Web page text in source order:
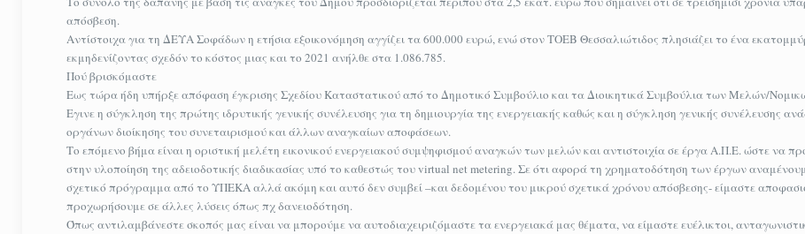
απόσβεση.
Αντίστοιχα για τη ΔΕΥΑ Σοφάδων η ετήσια εξοικονόμηση αγγίζει τα 600.000 ευρώ, ενώ στον ΤΟΕΒ Θεσσαλιώτιδος πλησιάζει το ένα
εκμηδενίζοντας σχεδόν το κόστος μιας και το 2021 ανήλθε στα 1.086.785.
Πού βρισκόμαστε
Εως τώρα ήδη υπήρξε απόφαση έγκρισης Σχεδίου Καταστατικού από το Δημοτικό Συμβούλιο και τα Διοικητικά Συμβούλια των Μελών/
Εγινε η σύγκληση της πρώτης ιδρυτικής γενικής συνέλευσης για τη δημιουργία της ενεργειακής καθώς και η σύγκληση γενικής συνέλευσης
οργάνων διοίκησης του συνεταιρισμού και άλλων αναγκαίων αποφάσεων.
Το επόμενο βήμα είναι η οριστική μελέτη εικονικού ενεργειακού συμψηφισμού αναγκών των μελών και αντιστοιχία σε έργα Α.Π.Ε. ώστε να
στην υλοποίηση της αδειοδοτικής διαδικασίας υπό το καθεστώς του virtual net metering. Σε ότι αφορά τη χρηματοδότηση των έργων
σχετικό πρόγραμμα από το ΥΠΕΚΑ αλλά ακόμη και αυτό δεν συμβεί –και δεδομένου του μικρού σχετικά χρόνου απόσβεσης- είμαστε
προχωρήσουμε σε άλλες λύσεις όπως πχ δανειοδότηση.
Όπως αντιλαμβάνεστε σκοπός μας είναι να μπορούμε να αυτοδιαχειριζόμαστε τα ενεργειακά μας θέματα, να είμαστε ευέλικτοι,